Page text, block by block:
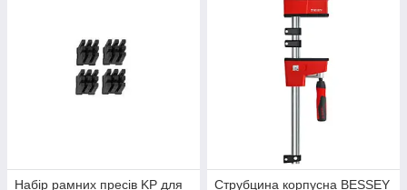
заощаджуйте на доставці. При покупці від
500 грн. та за умови передоплати
замовлення – доставка безкоштовна.
Набір рамних пресів KP для
Струбцина корпусна BESSEY